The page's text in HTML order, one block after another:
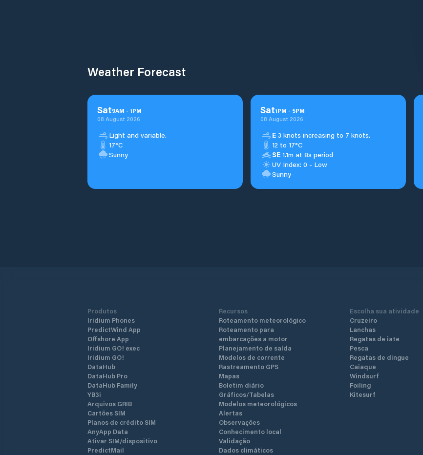
Weather Forecast
Sat9AM - 1PM
08 August 2026
Light and variable.
17°C
Sunny
Sat1PM - 5PM
08 August 2026
E 3 knots increasing to 7 knots.
12 to 17°C
SE 1.1m at 8s period
UV Index: 0 - Low
Sunny
Produtos
Iridium Phones
PredictWind App
Offshore App
Iridium GO! exec
Iridium GO!
DataHub
DataHub Pro
DataHub Family
YB3i
Arquivos GRIB
Cartões SIM
Planos de crédito SIM
AnyApp Data
Ativar SIM/dispositivo
PredictMail
Recursos
Roteamento meteorológico
Roteamento para
embarcações a motor
Planejamento de saída
Modelos de corrente
Rastreamento GPS
Mapas
Boletim diário
Gráficos/Tabelas
Modelos meteorológicos
Alertas
Observações
Conhecimento local
Validação
Dados climáticos
Escolha sua atividade
Cruzeiro
Lanchas
Regatas de iate
Pesca
Regatas de dingue
Caiaque
Windsurf
Foiling
Kitesurf